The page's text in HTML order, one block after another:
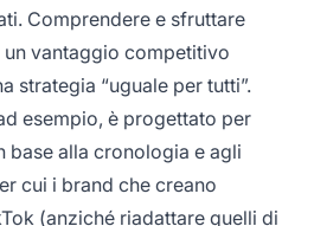
Comprendere e sfruttare
vantaggio competitivo
strategia “uguale per tutti”.
esempio, è progettato per
alla cronologia e agli
cui i brand che creano
(anziché riadattare quelli di